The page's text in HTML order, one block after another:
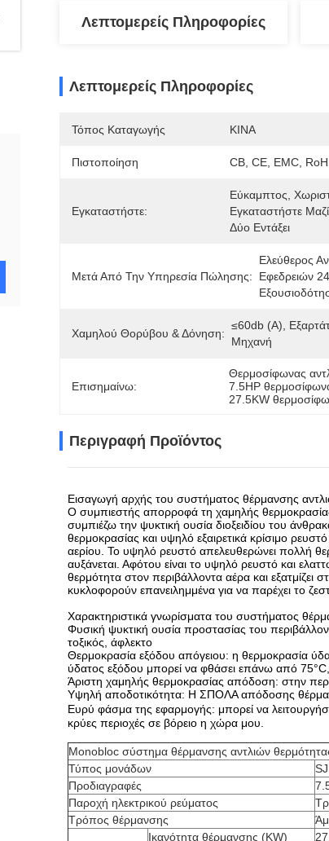
Λεπτομερείς Πληροφορίες
Λεπτομερείς Πληροφορίες
Τόπος Καταγωγής ΚΙΝΑ
Πιστοποίηση CB, CE, EMC,
Εγκαταστήστε:
Εύκαμπτος,
Εγκαταστήστε Μαζί
Δύο Εντάξει
Μετά Από Την Υπηρεσία Πώλησης:
Ελεύθερος
Εφεδρειών
Χαμηλού Θορύβου & Δόνηση:
≤60db (Α),
Μηχανή
Επισημαίνω:
Θερμοσίφωνας
7.5HP
27.5KW
Περιγραφή Προϊόντος
Εισαγωγή αρχής του συστήματος θέρμανσης
Ο συμπιεστής απορροφά τη χαμηλής θερμοκρασίας
συμπιέζω την ψυκτική ουσία διοξειδίου του
θερμοκρασίας και υψηλό εξαιρετικά κρίσιμο
αερίου. Το υψηλό ρευστό απελευθερώνει πολλή
αυξάνεται. Αφότου είναι το υψηλό ρευστό και
θερμότητα στον περιβάλλοντα αέρα και
κυκλοφορούν επανειλημμένα για να παρέχει το
Χαρακτηριστικά γνωρίσματα του συστήματος
Φυσική ψυκτική ουσία προστασίας του
τοξικός, άφλεκτο
Θερμοκρασία εξόδου απόγειου: η θερμοκρασία
ύδατος εξόδου μπορεί να φθάσει επάνω από
Άριστη χαμηλής θερμοκρασίας απόδοση: στην
Υψηλή αποδοτικότητα: Η ΣΠΟΛΑ απόδοσης
Ευρύ φάσμα της εφαρμογής: μπορεί να
κρύες περιοχές σε βόρειο η χώρα μου.
Monobloc σύστημα θέρμανσης αντλιών
Τύπος μονάδων
Προδιαγραφές
Παροχή ηλεκτρικού ρεύματος
Τρόπος θέρμανσης
Ικανότητα θέρμανσης (KW)